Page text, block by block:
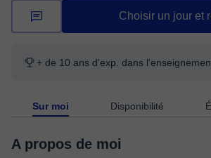
Choisir un jour et
+ de 10 ans d'exp. dans
Sur moi Disponibilité
A propos de moi